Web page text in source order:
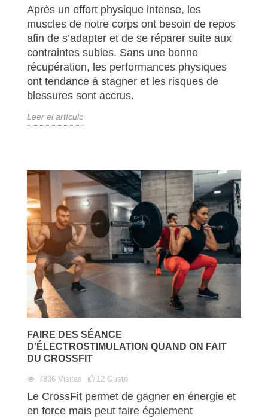
Après un effort physique intense, les
muscles de notre corps ont besoin de repos
afin de s’adapter et de se réparer suite aux
contraintes subies. Sans une bonne
récupération, les performances physiques
ont tendance à stagner et les risques de
blessures sont accrus.
Leer el artículo
FAIRE DES SÉANCE
D’ÉLECTROSTIMULATION QUAND ON FAIT
DU CROSSFIT
7836 Visitas 12 Gustó
Le CrossFit permet de gagner en énergie et
en force mais peut faire également